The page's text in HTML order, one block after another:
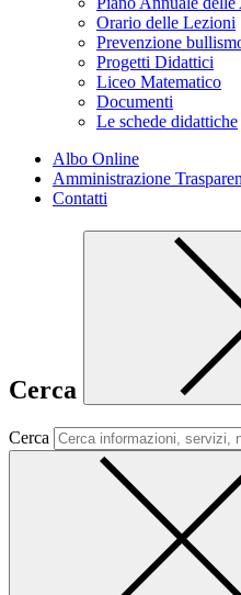
Orario delle Lezioni
Prevenzione
Progetti Didattici
Liceo Matematico
Documenti
Le schede didattiche
Albo Online
Amministrazione
Contatti
Cerca
Cerca